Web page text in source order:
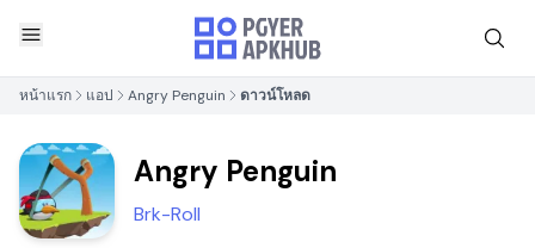
หน้าแรก แอป Angry Penguin ดาวน์โหลด
Angry Penguin
Brk-Roll